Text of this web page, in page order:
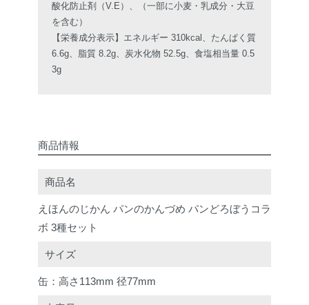
酸化防止剤（V.E）、（一部に小麦・乳成分・大豆
を含む）
【栄養成分表示】エネルギー 310kcal、たんぱく質
6.6g、脂質 8.2g、炭水化物 52.5g、食塩相当量 0.5
3g
商品情報
商品名
えほんのじかん パンのかんづめ パンどろぼうコラ
ボ 3種セット
サイズ
缶：高さ113mm 径77mm